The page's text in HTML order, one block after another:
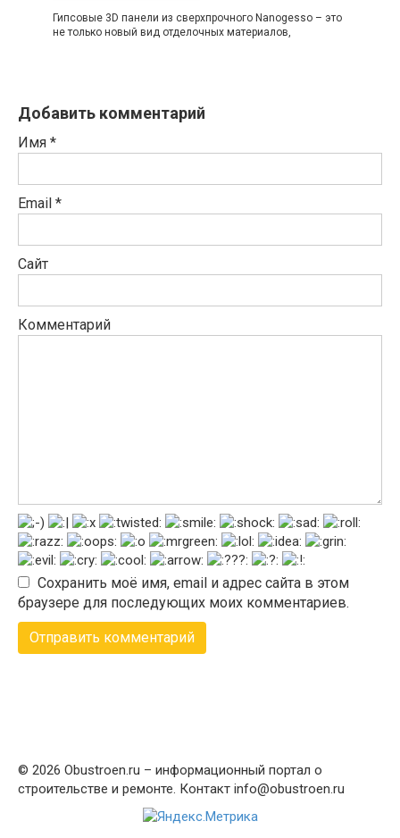
Гипсовые 3D панели из сверхпрочного Nanogesso – это
не только новый вид отделочных материалов,
Добавить комментарий
Имя *
Email *
Сайт
Комментарий
Сохранить моё имя, email и адрес сайта в этом
браузере для последующих моих комментариев.
© 2026 Obustroen.ru – информационный портал о
строительстве и ремонте. Контакт info@obustroen.ru